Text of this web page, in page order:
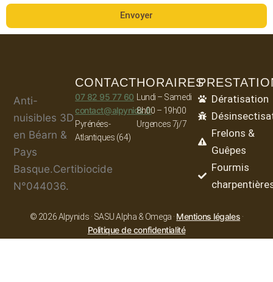
Envoyer
Anti-
nuisibles 3D
en Béarn &
Pays
Basque.Certibiocide
N°044036.
CONTACT
07 82 95 77 60
contact@alpynids.fr
Pyrénées-
Atlantiques (64)
HORAIRES
Lundi – Samedi
8h00 – 19h00
Urgences 7j/7
Dératisation
Frelons &
Guêpes
Fourmis
© 2026 Alpynids · SASU Alpha & Omega · Mentions légales ·
Politique de confidentialité